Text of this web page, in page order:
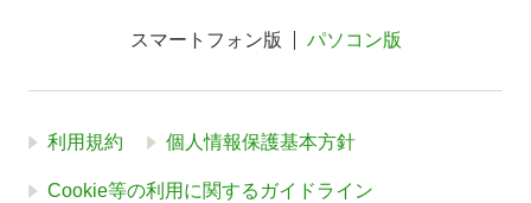
スマートフォン版 パソコン版
利用規約 個人情報保護基本方針
Cookie等の利用に関するガイドライン